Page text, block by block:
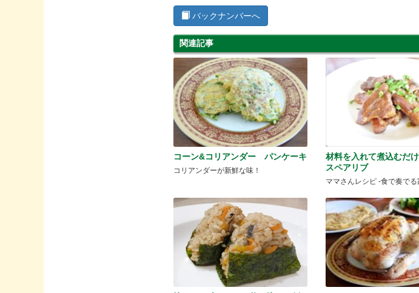
バックナンバーへ
関連記事
コーン&コリアンダー パンケーキ
コリアンダーが新鮮な味！
材料を入れて煮込むだ
スペアリブ
ママさんレシピ -食で奏でる